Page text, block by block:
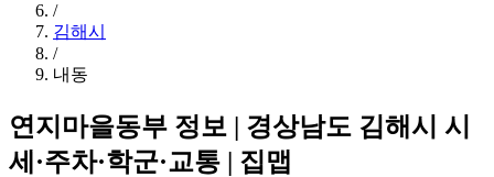
/
김해시
/
내동
연지마을동부 정보 | 경상남도 김해시 시
세·주차·학군·교통 | 집맵